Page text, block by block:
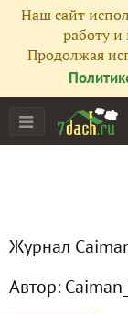
Наш сайт
работу и
Продолжая
Журнал
Автор:
Главная
Сейчас